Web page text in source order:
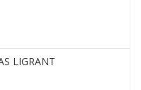
LIGRANT